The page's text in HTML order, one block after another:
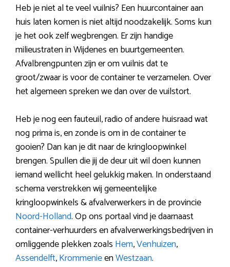
Heb je niet al te veel vuilnis? Een huurcontainer aan
huis laten komen is niet altijd noodzakelijk. Soms kun
je het ook zelf wegbrengen. Er zijn handige
milieustraten in Wijdenes en buurtgemeenten.
Afvalbrengpunten zijn er om vuilnis dat te
groot/zwaar is voor de container te verzamelen. Over
het algemeen spreken we dan over de vuilstort.
Heb je nog een fauteuil, radio of andere huisraad wat
nog prima is, en zonde is om in de container te
gooien? Dan kan je dit naar de kringloopwinkel
brengen. Spullen die jij de deur uit wil doen kunnen
iemand wellicht heel gelukkig maken. In onderstaand
schema verstrekken wij gemeentelijke
kringloopwinkels & afvalverwerkers in de provincie
Noord-Holland. Op ons portaal vind je daarnaast
container-verhuurders en afvalverwerkingsbedrijven in
omliggende plekken zoals Hem,Venhuizen,
Assendelft,KrommenieenWestzaan.